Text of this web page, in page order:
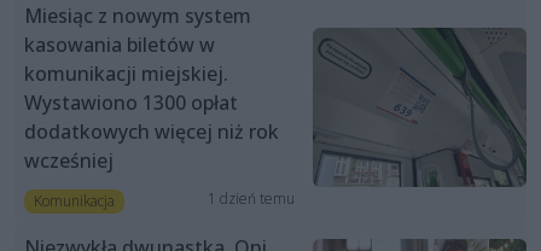
Miesiąc z nowym system
kasowania biletów w
komunikacji miejskiej.
Wystawiono 1300 opłat
dodatkowych więcej niż rok
wcześniej
Komunikacja 1 dzień temu